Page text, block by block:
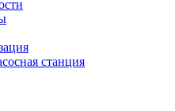
станция